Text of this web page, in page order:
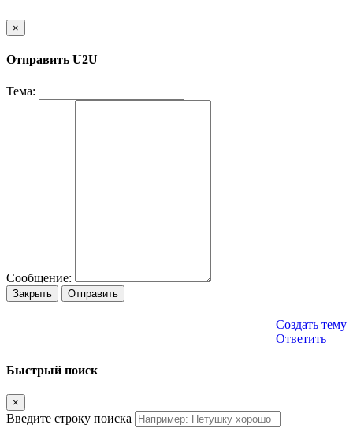
×
Отправить U2U
Тема:
Сообщение:
Закрыть Отправить
Создать тему
Ответить
Быстрый поиск
×
Введите строку поиска